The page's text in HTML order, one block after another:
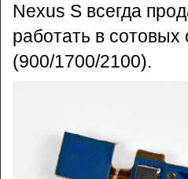
Nexus S всегда
работать в
(900/1700/2100).